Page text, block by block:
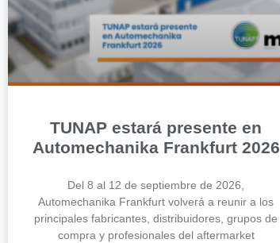
TUNAP estará presente en
Automechanika Frankfurt 2026
Del 8 al 12 de septiembre de 2026,
Automechanika Frankfurt volverá a reunir a los
principales fabricantes, distribuidores, grupos de
compra y profesionales del aftermarket